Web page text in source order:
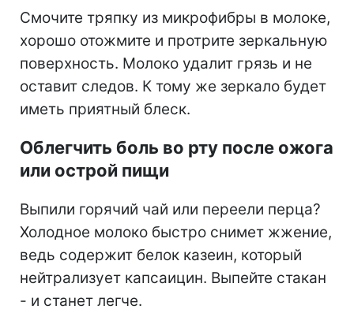
Смочите тряпку из микрофибры в молоке,
хорошо отожмите и протрите зеркальную
поверхность. Молоко удалит грязь и не
оставит следов. К тому же зеркало будет
иметь приятный блеск.
Облегчить боль во рту после ожога
или острой пищи
Выпили горячий чай или переели перца?
Холодное молоко быстро снимет жжение,
ведь содержит белок казеин, который
нейтрализует капсаицин. Выпейте стакан
- и станет легче.